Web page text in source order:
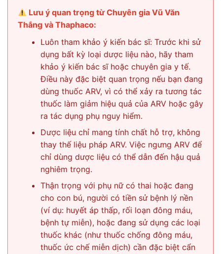
Lưu ý quan trọng từ Chuyên gia Vũ Văn
Thắng và Thaphaco:
Luôn tham khảo ý kiến bác sĩ: Trước khi sử
dụng bất kỳ loại dược liệu nào, hãy tham
khảo ý kiến bác sĩ hoặc chuyên gia y tế.
Điều này đặc biệt quan trọng nếu bạn đang
dùng thuốc ARV, vì có thể xảy ra tương tác
thuốc làm giảm hiệu quả của ARV hoặc gây
ra tác dụng phụ nguy hiểm.
Dược liệu chỉ mang tính chất hỗ trợ, không
thay thế liệu pháp ARV. Việc ngưng ARV để
chỉ dùng dược liệu có thể dẫn đến hậu quả
nghiêm trọng.
Thận trọng với phụ nữ có thai hoặc đang
cho con bú, người có tiền sử bệnh lý nền
(ví dụ: huyết áp thấp, rối loạn đông máu,
bệnh tự miễn), hoặc đang sử dụng các loại
thuốc khác (như thuốc chống đông máu,
thuốc ức chế miễn dịch) cần đặc biệt cẩn